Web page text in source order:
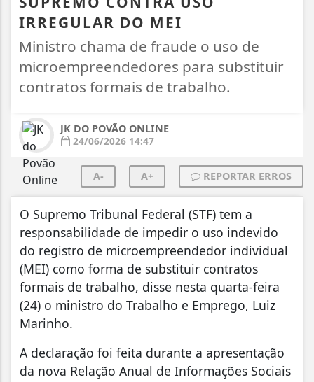
IRREGULAR DO MEI
Ministro chama de fraude o uso de
microempreendedores para substituir
contratos formais de trabalho.
JK DO POVÃO ONLINE
24/06/2026 14:47
A- A+ REPORTAR ERROS
O Supremo Tribunal Federal (STF) tem a
responsabilidade de impedir o uso indevido
do registro de microempreendedor individual
(MEI) como forma de substituir contratos
formais de trabalho, disse nesta quarta-feira
(24) o ministro do Trabalho e Emprego, Luiz
Marinho.
A declaração foi feita durante a apresentação
da nova Relação Anual de Informações Sociais